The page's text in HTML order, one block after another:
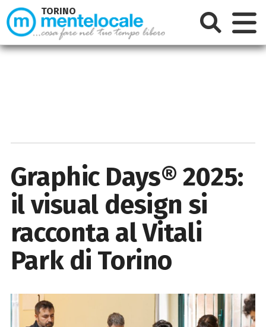
Graphic Days® 2025:
il visual design si
racconta al Vitali
Park di Torino
TORINO